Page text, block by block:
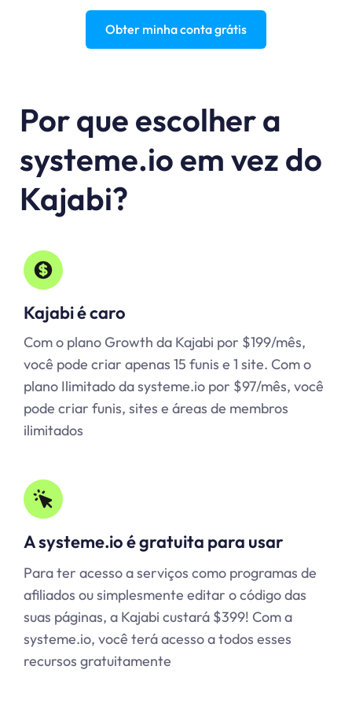
Obter minha conta grátis
Por que escolher a
systeme.io em vez do
Kajabi?
Kajabi é caro
Com o plano Growth da Kajabi por $199/mês,
você pode criar apenas 15 funis e 1 site. Com o
plano Ilimitado da systeme.io por $97/mês, você
pode criar funis, sites e áreas de membros
ilimitados
A systeme.io é gratuita para usar
Para ter acesso a serviços como programas de
afiliados ou simplesmente editar o código das
suas páginas, a Kajabi custará $399! Com a
systeme.io, você terá acesso a todos esses
recursos gratuitamente